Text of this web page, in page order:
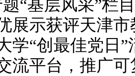
“基层风采”栏
展示获评天津
学“创最佳党日
流平台，推广